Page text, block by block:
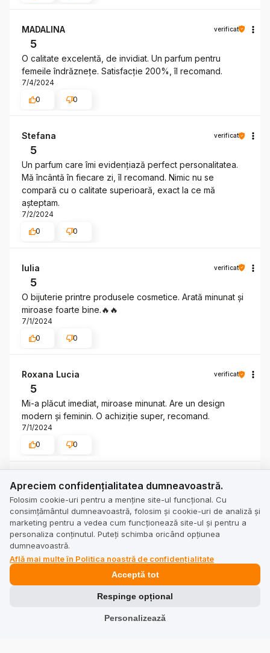
MADALINA verificat
5
O calitate excelentă, de invidiat. Un parfum pentru
femeile îndrăznețe. Satisfacție 200%, îl recomand.
7/4/2024
0
0
Stefana verificat
5
Un parfum care îmi evidențiază perfect personalitatea.
Mă încântă în fiecare zi, îl recomand. Nimic nu se
compară cu o calitate superioară, exact la ce mă
așteptam.
7/2/2024
0
0
Iulia verificat
5
O bijuterie printre produsele cosmetice. Arată minunat și
miroase foarte bine.🔥🔥
7/1/2024
0
0
Roxana Lucia verificat
5
Mi-a plăcut imediat, miroase minunat. Are un design
modern și feminin. O achiziție super, recomand.
7/1/2024
0
0
Stefi verificat
5
Un parfum subtil. Merită cumpărat, este tot ce ai nevoie.
❤️
7/1/2024
0
Afișează tot
Apreciem confidențialitatea dumneavoastră.
Folosim cookie-uri pentru a menține site-ul funcțional. Cu
consimțământul dumneavoastră, folosim și cookie-uri de analiză și
marketing pentru a vedea cum funcționează site-ul și pentru a
personaliza conținutul. Puteți schimba oricând opțiunea
dumneavoastră.
Află mai multe în Politica noastră de confidențialitate
Personalizează
Respinge opțional
Acceptă tot